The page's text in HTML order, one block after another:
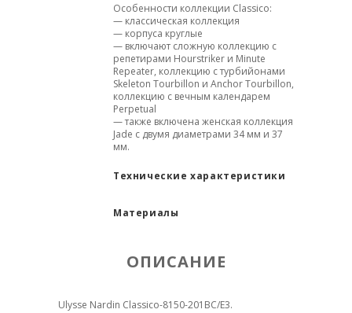
Особенности коллекции Classico:
— классическая коллекция
— корпуса круглые
— включают сложную коллекцию с
репетирами Hourstriker и Minute
Repeater, коллекцию с турбийонами
Skeleton Tourbillon и Anchor Tourbillon,
коллекцию с вечным календарем
Perpetual
— также включена женская коллекция
Jade с двумя диаметрами 34 мм и 37
мм.
Технические характеристики
Материалы
ОПИСАНИЕ
Ulysse Nardin Classico-8150-201BC/E3.